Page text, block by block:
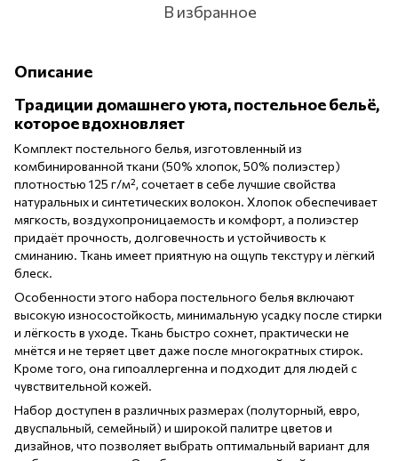
В избранное
Описание
Традиции домашнего уюта, постельное бельё,
которое вдохновляет
Комплект постельного белья, изготовленный из
комбинированной ткани (50% хлопок, 50% полиэстер)
плотностью 125 г/м², сочетает в себе лучшие свойства
натуральных и синтетических волокон. Хлопок обеспечивает
мягкость, воздухопроницаемость и комфорт, а полиэстер
придаёт прочность, долговечность и устойчивость к
сминанию. Ткань имеет приятную на ощупь текстуру и лёгкий
блеск.
Особенности этого набора постельного белья включают
высокую износостойкость, минимальную усадку после стирки
и лёгкость в уходе. Ткань быстро сохнет, практически не
мнётся и не теряет цвет даже после многократных стирок.
Кроме того, она гипоаллергенна и подходит для людей с
чувствительной кожей.
Набор доступен в различных размерах (полуторный, евро,
двуспальный, семейный) и широкой палитре цветов и
дизайнов, что позволяет выбрать оптимальный вариант для